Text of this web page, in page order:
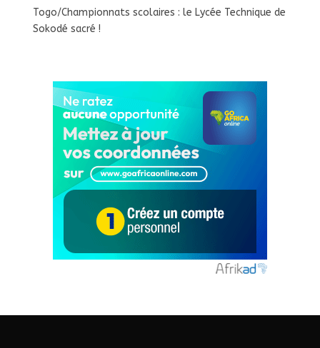
Togo/Championnats scolaires : le Lycée Technique de
Sokodé sacré !